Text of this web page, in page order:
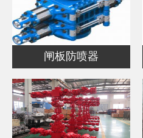
闸板防喷器